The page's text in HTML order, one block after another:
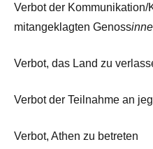
Verbot der
mitangeklagten Genoss
Verbot, das Land zu
Verbot der Teilnahme an
Verbot, Athen zu betreten